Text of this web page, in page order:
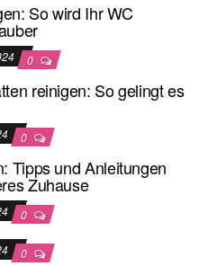
So wird Ihr WC
0
reinigen: So gelingt es
0
Tipps und Anleitungen
Zuhause
0
0